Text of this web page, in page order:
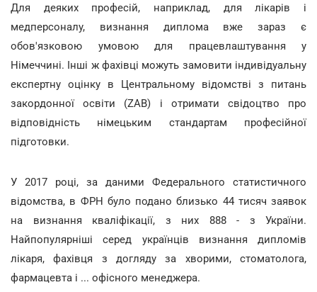
Для деяких професій, наприклад, для лікарів і
медперсоналу, визнання диплома вже зараз є
обов'язковою умовою для працевлаштування у
Німеччині. Інші ж фахівці можуть замовити індивідуальну
експертну оцінку в Центральному відомстві з питань
закордонної освіти (ZAB) і отримати свідоцтво про
відповідність німецьким стандартам професійної
підготовки.
У 2017 році, за даними Федерального статистичного
відомства, в ФРН було подано близько 44 тисяч заявок
на визнання кваліфікації, з них 888 - з України.
Найпопулярніші серед українців визнання дипломів
лікаря, фахівця з догляду за хворими, стоматолога,
фармацевта і ... офісного менеджера.